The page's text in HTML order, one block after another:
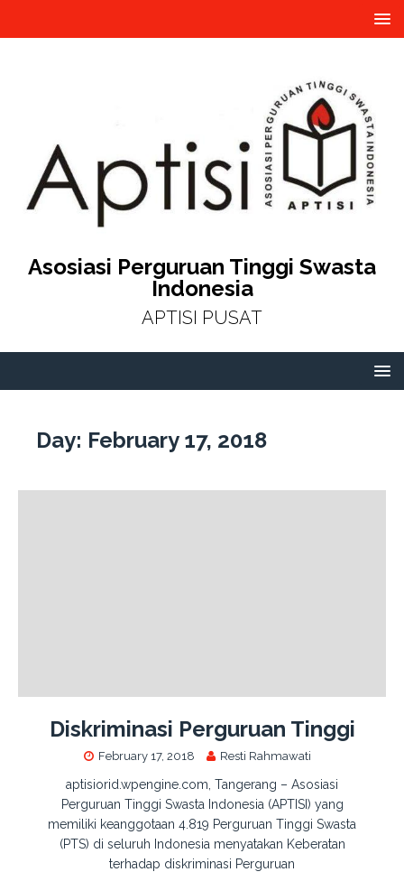
Asosiasi Perguruan Tinggi Swasta
Indonesia
APTISI PUSAT
Day: February 17, 2018
Diskriminasi Perguruan Tinggi
February 17, 2018 Resti Rahmawati
aptisiorid.wpengine.com, Tangerang – Asosiasi
Perguruan Tinggi Swasta Indonesia (APTISI) yang
memiliki keanggotaan 4.819 Perguruan Tinggi Swasta
(PTS) di seluruh Indonesia menyatakan Keberatan
terhadap diskriminasi Perguruan